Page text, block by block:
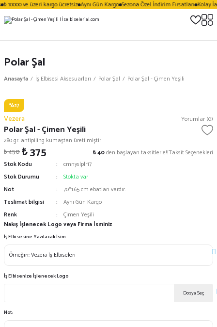
₺ 10000 ve üzeri kargo ücretsiz Aynı Gün Kargo Sezona Özel İndirim Fırsatları Kolay
Polar Şal
Anasayfa İş Elbisesi Aksesuarları Polar Şal Polar Şal - Çimen Yeşili
%17
Vezera Yorumlar (0)
Polar Şal - Çimen Yeşili
280 gr. antipiling kumaştan üretilmiştir
₺ 450₺ 375 ₺ 40den başlayan taksitlerle!!Taksit Seçenekleri
Stok Kodu
cmnyslplr17
Stok Durumu
Stokta var
Not
70*1.65 cm ebatları vardır.
Teslimat bilgisi
Aynı Gün Kargo
Renk
Çimen Yeşili
Nakış İşlenecek Logo veya Firma İsminiz
İş Elbisesine Yazılacak İsim
İş Elbisenize İşlenecek Logo
Dosya Seç
Not: